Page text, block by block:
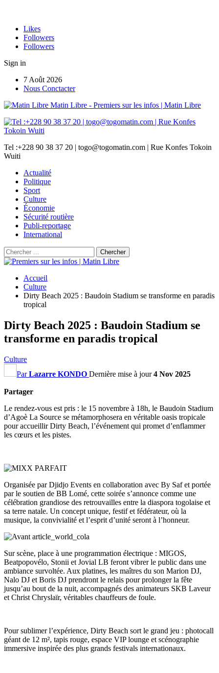
Likes
Followers
Followers
Sign in
7 Août 2026
Nous Conctacter
Matin Libre - Premiers sur les infos | Matin Libre
Tel :+228 90 38 37 20 | togo@togomatin.com | Rue Konfes Tokoin
Wuiti
Actualité
Politique
Sport
Culture
Économie
Sécurité routière
Publi-reportage
International
Accueil
Culture
Dirty Beach 2025 : Baudoin Stadium se transforme en paradis
tropical
Dirty Beach 2025 : Baudoin Stadium se
transforme en paradis tropical
Culture
ParLazarre KONDO Dernière mise à jour4 Nov 2025
Partager
Le rendez-vous est pris : le 15 novembre à 18h, le Baudoin Stadium
d’Agoè La Source se métamorphosera en véritable oasis tropicale
pour accueillir Dirty Beach, l’événement qui promet d’enflammer
les cœurs et les pistes.
Organisée par Djidjo Events en collaboration avec By Saf et portée
par le soutien de BB Lomé, cette soirée s’annonce comme une
célébration grandiose des retrouvailles entre la diaspora togolaise et
sa terre natale. Un concept unique, festif et fédérateur, où la
musique, la convivialité et l’esprit d’unité seront à l’honneur.
Sur scène, place à une programmation électrique : MIGOS,
Beatpopovélo, Stonii et Jovial LB feront vibrer le public dans une
ambiance survoltée. Aux platines, les maîtres du son Marion DJ,
Nalo DJ et Boris DJ prendront le relais pour prolonger la fête
jusqu’au bout de la nuit, accompagnés des animateurs SKB Laveur
et Christ Chryslaïr, véritables chauffeurs de foule.
Pour sublimer l’expérience, Dirty Beach sort le grand jeu : photocall
géant de 12 m², tapis rouge, espace VIP lounge et scénographie
immersive inspirée des plus grands festivals internationaux.